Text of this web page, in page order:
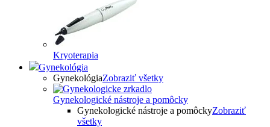
Kryoterapia
Gynekológia
GynekológiaZobraziť všetky
Gynekologické nástroje a pomôcky
Gynekologické nástroje a pomôckyZobraziť
všetky